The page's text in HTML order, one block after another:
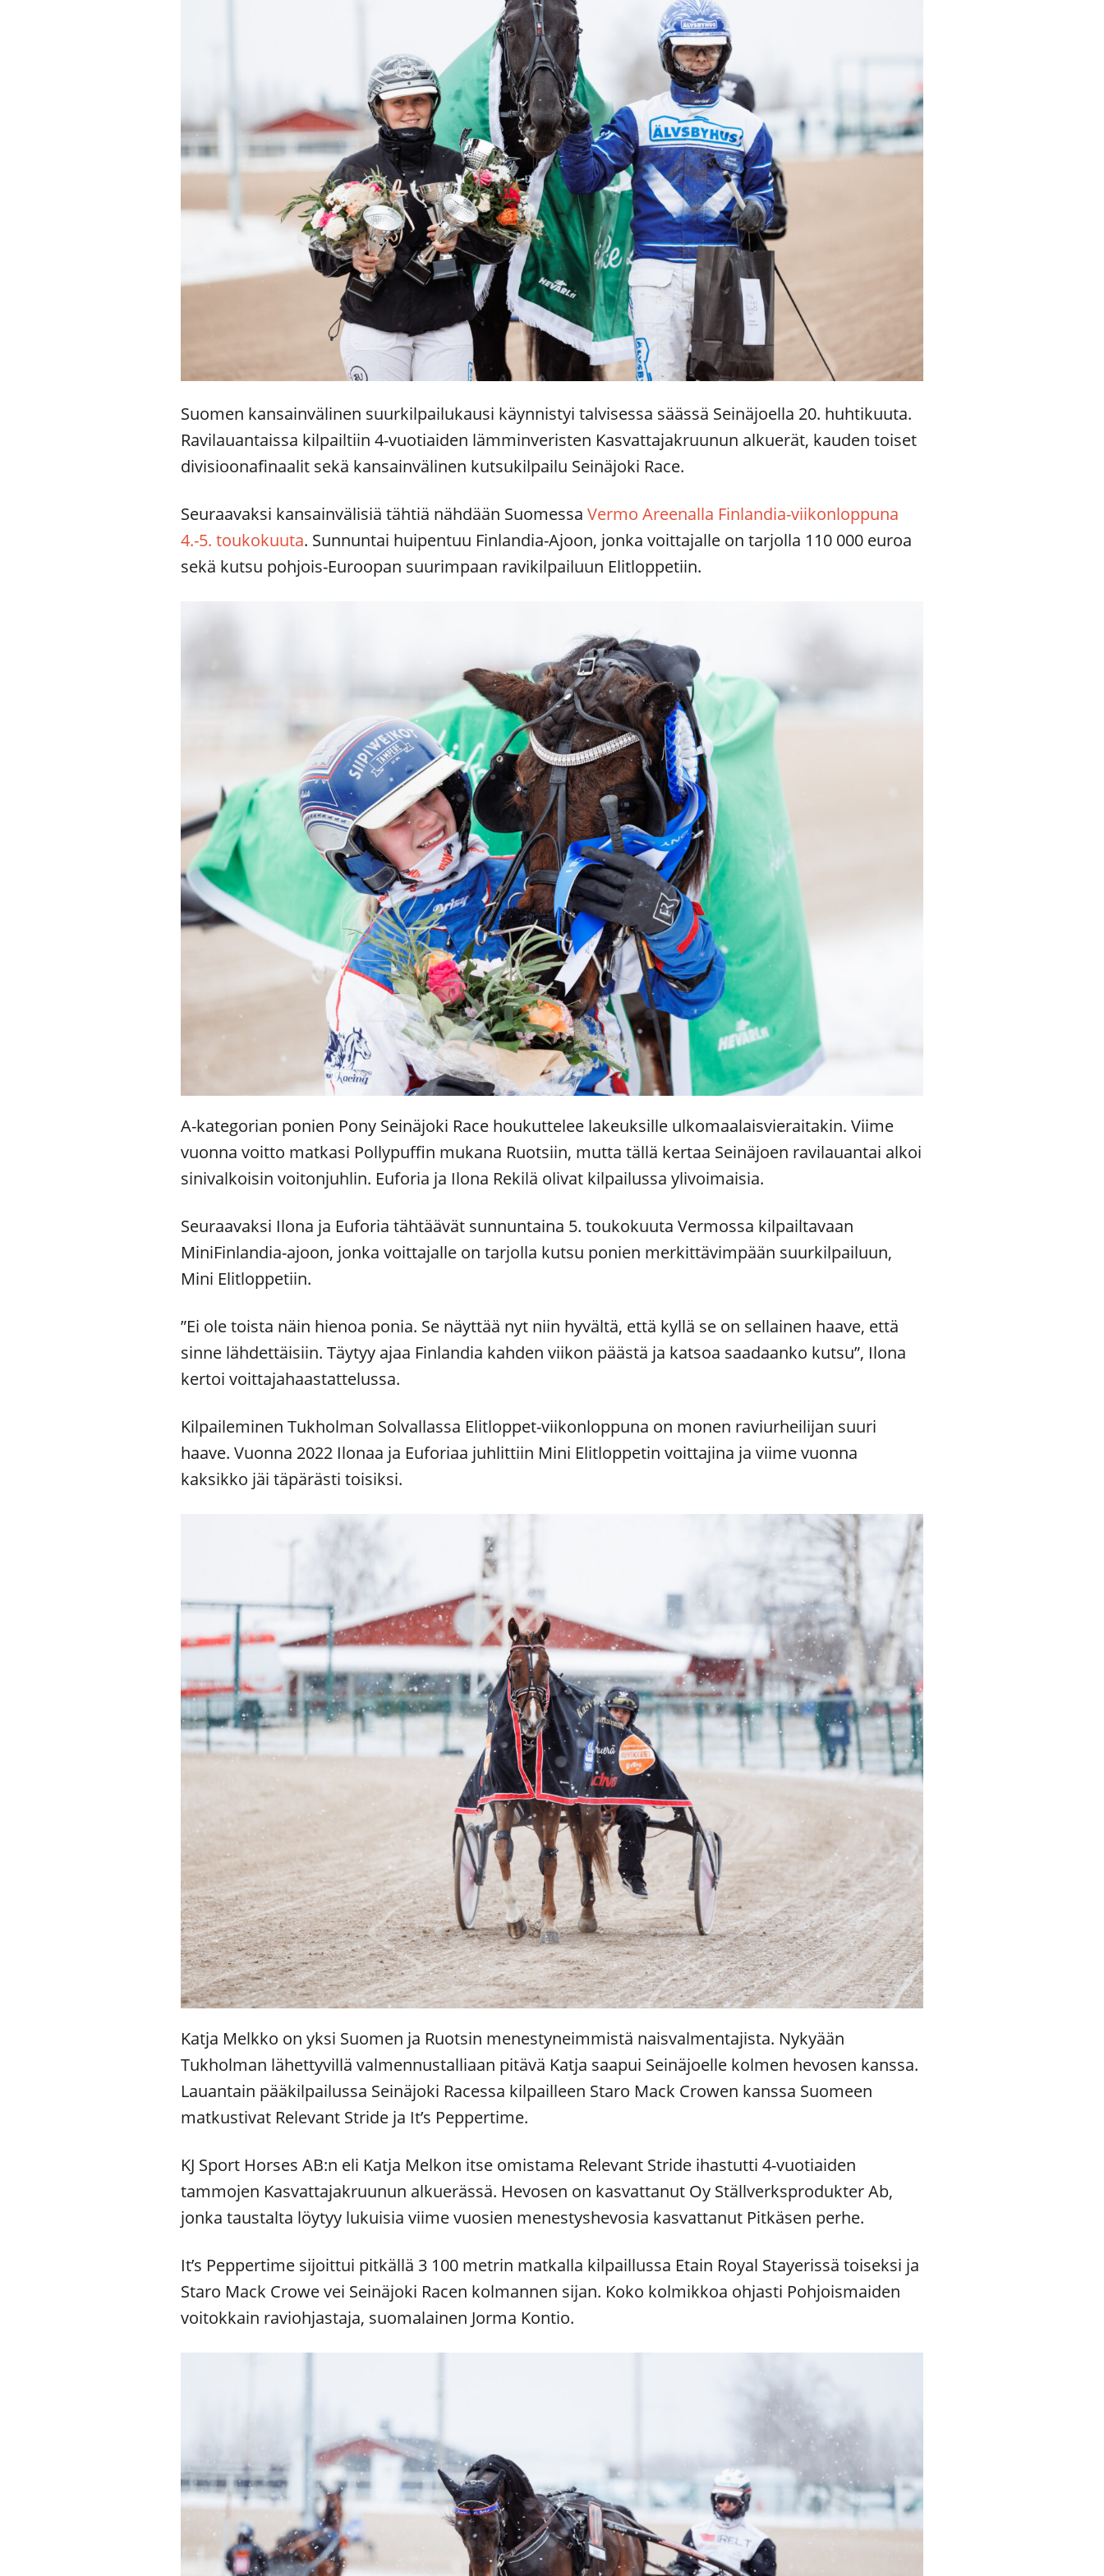
Suomen kansainvälinen suurkilpailukausi käynnistyi talvisessa säässä Seinäjoella 20. huhtikuuta.
Ravilauantaissa kilpailtiin 4-vuotiaiden lämminveristen Kasvattajakruunun alkuerät, kauden toiset
divisioonafinaalit sekä kansainvälinen kutsukilpailu Seinäjoki Race.
Seuraavaksi kansainvälisiä tähtiä nähdään SuomessaVermo Areenalla Finlandia-viikonloppuna
4.-5. toukokuuta. Sunnuntai huipentuu Finlandia-Ajoon, jonka voittajalle on tarjolla 110 000 euroa
sekä kutsu pohjois-Euroopan suurimpaan ravikilpailuun Elitloppetiin.
A-kategorian ponien Pony Seinäjoki Race houkuttelee lakeuksille ulkomaalaisvieraitakin. Viime
vuonna voitto matkasi Pollypuffin mukana Ruotsiin, mutta tällä kertaa Seinäjoen ravilauantai alkoi
sinivalkoisin voitonjuhlin. Euforia ja Ilona Rekilä olivat kilpailussa ylivoimaisia.
Seuraavaksi Ilona ja Euforia tähtäävät sunnuntaina 5. toukokuuta Vermossa kilpailtavaan
MiniFinlandia-ajoon, jonka voittajalle on tarjolla kutsu ponien merkittävimpään suurkilpailuun,
Mini Elitloppetiin.
”Ei ole toista näin hienoa ponia. Se näyttää nyt niin hyvältä, että kyllä se on sellainen haave, että
sinne lähdettäisiin. Täytyy ajaa Finlandia kahden viikon päästä ja katsoa saadaanko kutsu”, Ilona
kertoi voittajahaastattelussa.
Kilpaileminen Tukholman Solvallassa Elitloppet-viikonloppuna on monen raviurheilijan suuri
haave. Vuonna 2022 Ilonaa ja Euforiaa juhlittiin Mini Elitloppetin voittajina ja viime vuonna
kaksikko jäi täpärästi toisiksi.
Katja Melkko on yksi Suomen ja Ruotsin menestyneimmistä naisvalmentajista. Nykyään
Tukholman lähettyvillä valmennustalliaan pitävä Katja saapui Seinäjoelle kolmen hevosen kanssa.
Lauantain pääkilpailussa Seinäjoki Racessa kilpailleen Staro Mack Crowen kanssa Suomeen
matkustivat Relevant Stride ja It’s Peppertime.
KJ Sport Horses AB:n eli Katja Melkon itse omistama Relevant Stride ihastutti 4-vuotiaiden
tammojen Kasvattajakruunun alkuerässä. Hevosen on kasvattanut Oy Ställverksprodukter Ab,
jonka taustalta löytyy lukuisia viime vuosien menestyshevosia kasvattanut Pitkäsen perhe.
It’s Peppertime sijoittui pitkällä 3 100 metrin matkalla kilpaillussa Etain Royal Stayerissä toiseksi ja
Staro Mack Crowe vei Seinäjoki Racen kolmannen sijan. Koko kolmikkoa ohjasti Pohjoismaiden
voitokkain raviohjastaja, suomalainen Jorma Kontio.